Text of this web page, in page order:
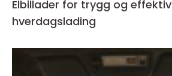
Elbillader for trygg og effektiv
hverdagslading